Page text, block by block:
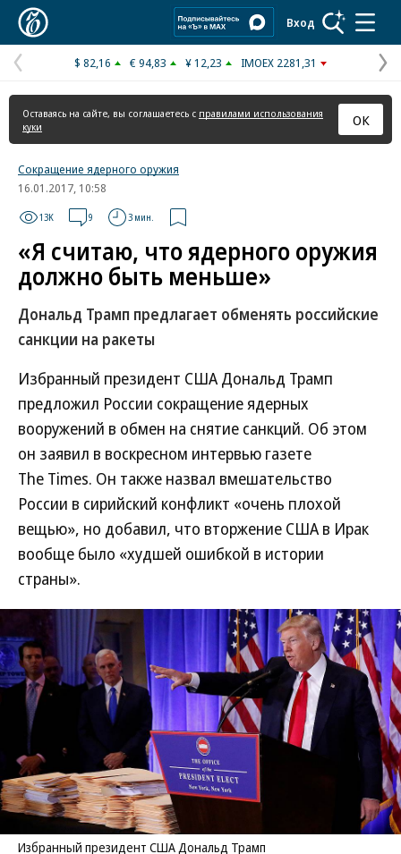
Вход
Предыдущая
страница
$ 82,16 € 94,83 ¥ 12,23 IMOEX 2281,31
Оставаясь на сайте, вы соглашаетесь с правилами использования
куки
ОК
Сокращение ядерного оружия
16.01.2017, 10:58
13K 9 3 мин.
«Я считаю, что ядерного оружия
должно быть меньше»
Дональд Трамп предлагает обменять российские
санкции на ракеты
Избранный президент США Дональд Трамп
предложил России сокращение ядерных
вооружений в обмен на снятие санкций. Об этом
он заявил в воскресном интервью газете
The Times. Он также назвал вмешательство
России в сирийский конфликт «очень плохой
вещью», но добавил, что вторжение США в Ирак
вообще было «худшей ошибкой в истории
страны».
Избранный президент США Дональд Трамп